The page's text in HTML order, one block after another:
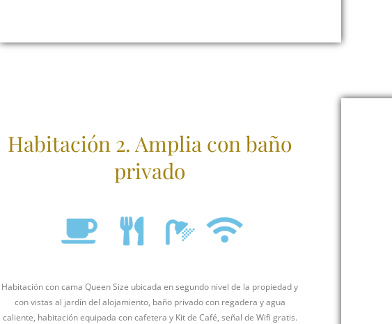
Habitación 2. Amplia con baño
privado
Habitación con cama Queen Size ubicada en segundo nivel de la propiedad y
con vistas al jardín del alojamiento, baño privado con regadera y agua
caliente, habitación equipada con cafetera y Kit de Café, señal de Wifi gratis.